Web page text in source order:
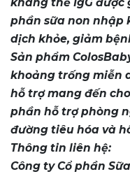
kháng thể IgG
phần sữa non nhập
dịch khỏe, giảm
Sản phẩm
khoảng trống miễn
hỗ trợ mang đến
phần hỗ trợ phòng
đường tiêu hóa và
Thông tin liên hệ:
Công ty Cổ phần